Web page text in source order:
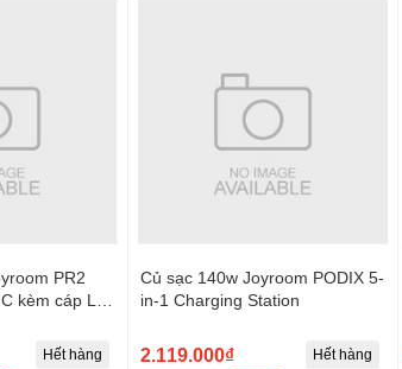
PR2
kèm cáp L
Hết hàng
Củ sạc 140w Joyroom PODIX 5-
in-1 Charging Station
2.119.000₫ Hết hàng